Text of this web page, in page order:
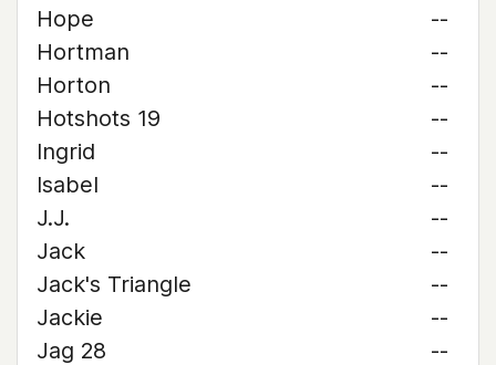
Hope
--
Hortman
--
Horton
--
Hotshots 19
--
Ingrid
--
Isabel
--
J.J.
--
Jack
--
Jack's Triangle
--
Jackie
--
Jag 28
--